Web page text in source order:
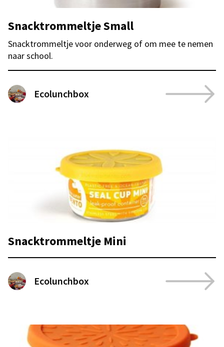
Snacktrommeltje Small
Snacktrommeltje voor onderweg of om mee te nemen
naar school.
Ecolunchbox
Snacktrommeltje Mini
Ecolunchbox